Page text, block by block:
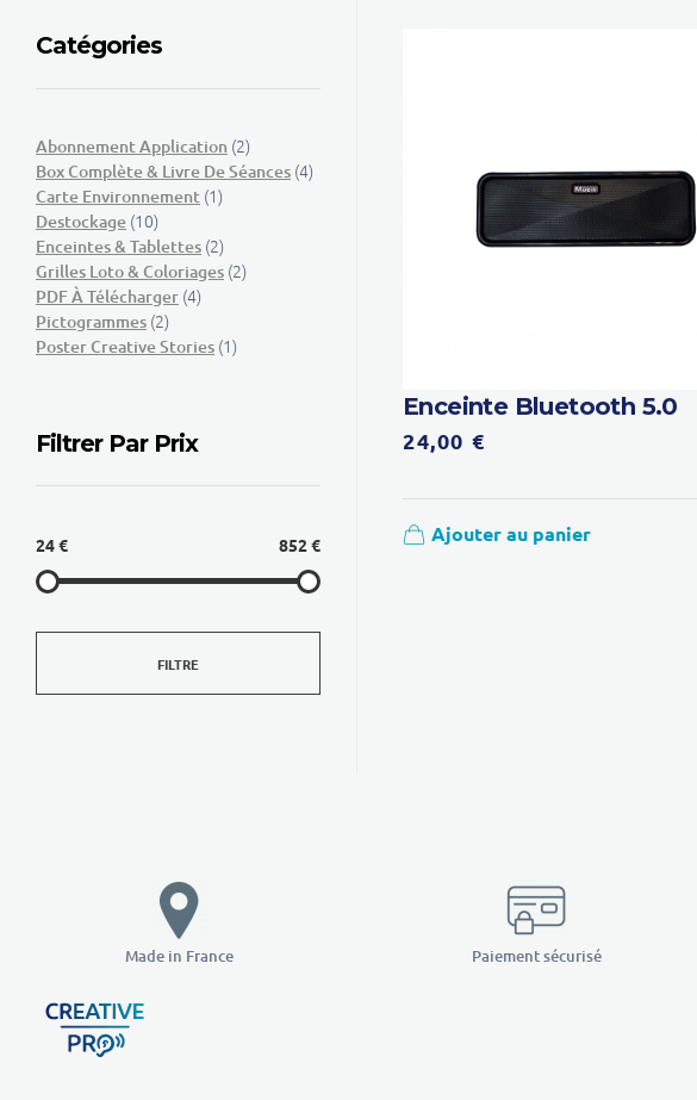
Enceinte Bluetooth 5.0
24,00 €
Ajouter au panier
Catégories
Abonnement Application (2)
Box Complète & Livre De Séances (4)
Carte Environnement (1)
Destockage (10)
Enceintes & Tablettes (2)
Grilles Loto & Coloriages (2)
PDF À Télécharger (4)
Pictogrammes (2)
Poster Creative Stories (1)
Filtrer Par Prix
24 € 852 €
FILTRE
Made in France Paiement sécurisé